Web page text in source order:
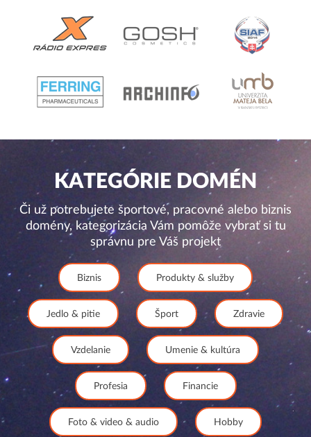
KATEGÓRIE DOMÉN
Či už potrebujete športové, pracovné alebo biznis
domény, kategorizácia Vám pomôže vybrať si tu
správnu pre Váš projekt
Biznis Produkty & služby
Jedlo & pitie Šport Zdravie
Vzdelanie Umenie & kultúra
Profesia Financie
Foto & video & audio Hobby